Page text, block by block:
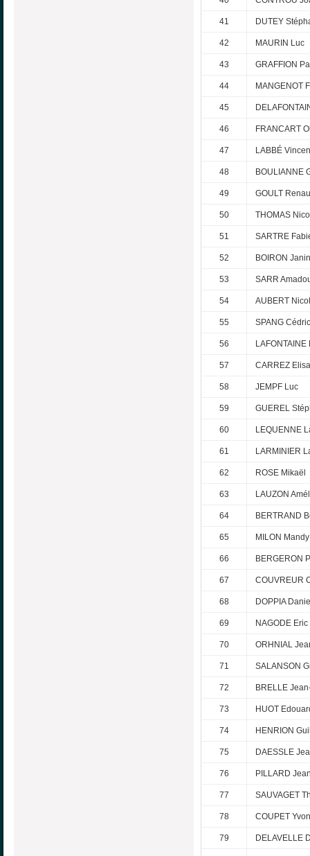
41 DUTEY
42 MAURIN Luc
43 GRAFFION
44 MANGENOT
45
46 FRANCART
47 LABBÉ
48 BOULIANNE
49 GOULT
50 THOMAS
51 SARTRE
52 BOIRON
53 SARR
54 AUBERT
55 SPANG Cédric
56 LAFONTAINE
57 CARREZ
58 JEMPF Luc
59 GUEREL
60 LEQUENNE
61 LARMINIER
62 ROSE Mikaël
63 LAUZON
64 BERTRAND
65 MILON Mandy
66 BERGERON
67 COUVREUR
68 DOPPIA
69 NAGODE Eric
70 ORHNIAL
71 SALANSON
72 BRELLE
73 HUOT
74 HENRION
75 DAESSLE
76 PILLARD
77 SAUVAGET
78 COUPET Yvon
79 DELAVELLE